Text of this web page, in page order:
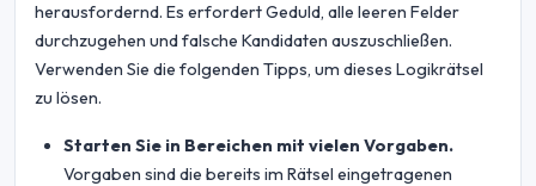
herausfordernd. Es erfordert Geduld, alle leeren Felder
durchzugehen und falsche Kandidaten auszuschließen.
Verwenden Sie die folgenden Tipps, um dieses Logikrätsel
zu lösen.
Starten Sie in Bereichen mit vielen Vorgaben.
Vorgaben sind die bereits im Rätsel eingetragenen